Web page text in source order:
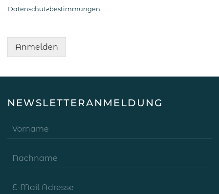
Datenschutzbestimmungen
Anmelden
NEWSLETTERANMELDUNG